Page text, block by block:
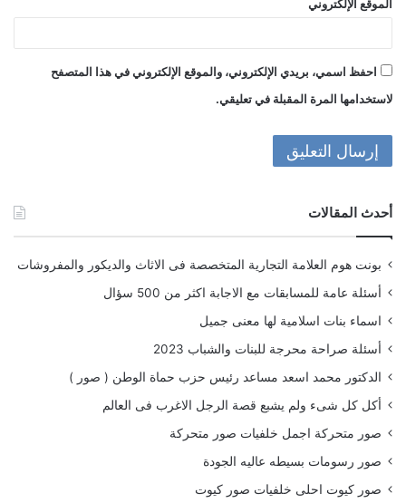
الموقع الإلكتروني
احفظ اسمي، بريدي الإلكتروني، والموقع الإلكتروني في هذا المتصفح
لاستخدامها المرة المقبلة في تعليقي.
أحدث المقالات
بونت هوم العلامة التجارية المتخصصة فى الاثاث والديكور والمفروشات
أسئلة عامة للمسابقات مع الاجابة اكثر من 500 سؤال
اسماء بنات اسلامية لها معنى جميل
أسئلة صراحة محرجة للبنات والشباب 2023
الدكتور محمد اسعد مساعد رئيس حزب حماة الوطن ( صور )
أكل كل شىء ولم يشبع قصة الرجل الاغرب فى العالم
صور متحركة اجمل خلفيات صور متحركة
صور رسومات بسيطه عاليه الجودة
صور كيوت احلى خلفيات صور كيوت